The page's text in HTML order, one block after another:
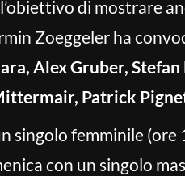
di mostrare
Zoeggeler ha
Alex Gruber,
Patrick
singolo femminile (ore
con un singolo